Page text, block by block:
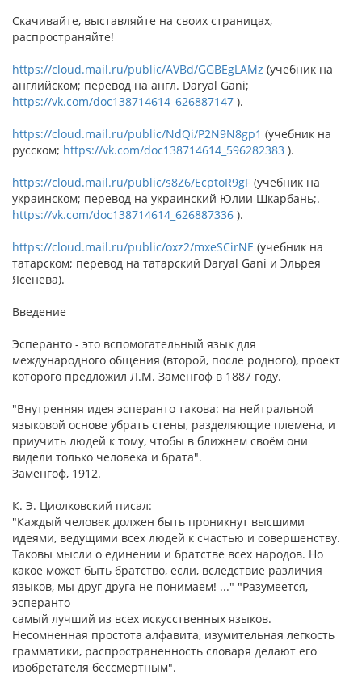
Скачивайте, выставляйте на своих страницах,
распространяйте!
https://cloud.mail.ru/public/AVBd/GGBEgLAMz (учебник на
английском; перевод на англ. Daryal Gani;
https://vk.com/doc138714614_626887147 ).
https://cloud.mail.ru/public/NdQi/P2N9N8gp1 (учебник на
русском; https://vk.com/doc138714614_596282383 ).
https://cloud.mail.ru/public/s8Z6/EcptoR9gF (учебник на
украинском; перевод на украинский Юлии Шкарбань;.
https://vk.com/doc138714614_626887336 ).
https://cloud.mail.ru/public/oxz2/mxeSCirNE (учебник на
татарском; перевод на татарский Daryal Gani и Эльрея
Ясенева).
Введение
Эсперанто - это вспомогательный язык для
международного общения (второй, после родного), проект
которого предложил Л.М. Заменгоф в 1887 году.
"Внутренняя идея эсперанто такова: на нейтральной
языковой основе убрать стены, разделяющие племена, и
приучить людей к тому, чтобы в ближнем своём они
видели только человека и брата".
Заменгоф, 1912.
К. Э. Циолковский писал:
"Каждый человек должен быть проникнут высшими
идеями, ведущими всех людей к счастью и совершенству.
Таковы мысли о единении и братстве всех народов. Но
какое может быть братство, если, вследствие различия
языков, мы друг друга не понимаем! ..." "Разумеется,
эсперанто
самый лучший из всех искусственных языков.
Несомненная простота алфавита, изумительная легкость
грамматики, распространенность словаря делают его
изобретателя бессмертным".